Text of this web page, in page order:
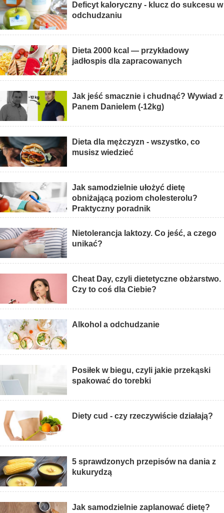
Deficyt kaloryczny - klucz do sukcesu w
odchudzaniu
Dieta 2000 kcal — przykładowy
jadłospis dla zapracowanych
Jak jeść smacznie i chudnąć? Wywiad z
Panem Danielem (-12kg)
Dieta dla mężczyzn - wszystko, co
musisz wiedzieć
Jak samodzielnie ułożyć dietę
obniżającą poziom cholesterolu?
Praktyczny poradnik
Nietolerancja laktozy. Co jeść, a czego
unikać?
Cheat Day, czyli dietetyczne obżarstwo.
Czy to coś dla Ciebie?
Alkohol a odchudzanie
Posiłek w biegu, czyli jakie przekąski
spakować do torebki
Diety cud - czy rzeczywiście działają?
5 sprawdzonych przepisów na dania z
kukurydzą
Jak samodzielnie zaplanować dietę?